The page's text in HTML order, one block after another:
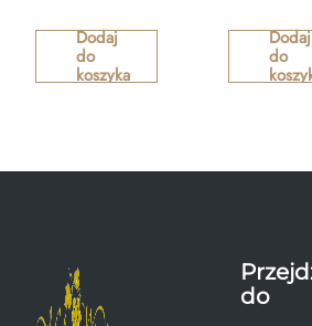
Dodaj
do
koszyka
Dodaj
do
do